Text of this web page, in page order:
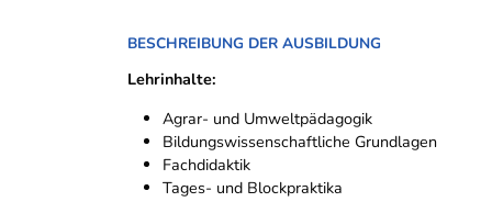
BESCHREIBUNG DER AUSBILDUNG
Lehrinhalte:
Agrar- und Umweltpädagogik
Bildungswissenschaftliche Grundlagen
Fachdidaktik
Tages- und Blockpraktika